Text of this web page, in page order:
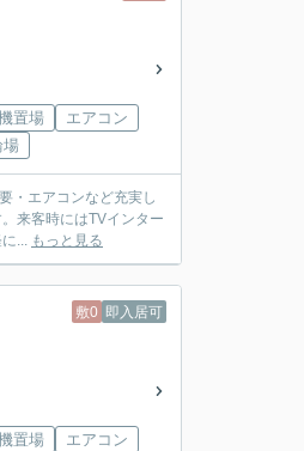
置場
エアコン
場
・エアコンなど充実し
来客時にはTVインター
... もっと見る
敷0 即入居可
置場
エアコン